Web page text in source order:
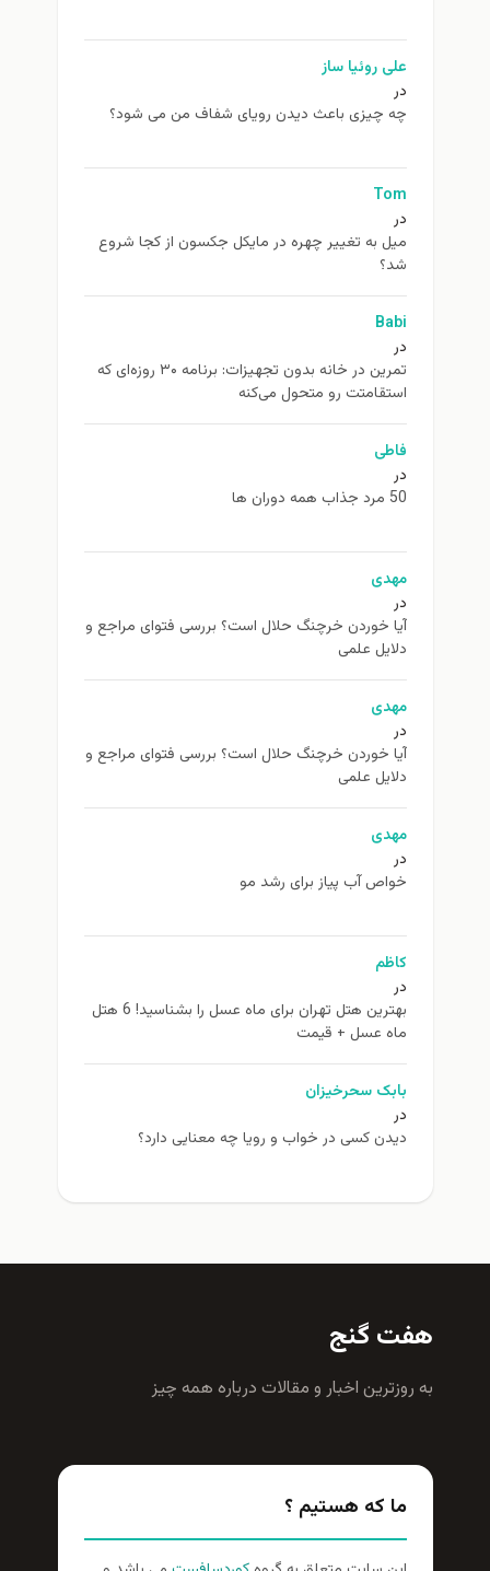
علی روئیا ساز
در
چه چیزی باعث دیدن رویای شفاف من می شود؟
Tom
در
ميل به تغيير چهره در مایکل جکسون از كجا شروع
شد؟
Babi
در
تمرین در خانه بدون تجهیزات: برنامه ۳۰ روزه‌ای که
استقامتت رو متحول می‌کنه
فاطی
در
50 مرد جذاب همه دوران ها
مهدی
در
آیا خوردن خرچنگ حلال است؟ بررسی فتوای مراجع و
دلایل علمی
مهدی
در
آیا خوردن خرچنگ حلال است؟ بررسی فتوای مراجع و
دلایل علمی
مهدی
در
خواص آب پیاز برای رشد مو
کاظم
در
بهترین هتل تهران برای ماه عسل را بشناسید! 6 هتل
ماه عسل + قیمت
بابک سحرخیزان
در
دیدن کسی در خواب و رویا چه معنایی دارد؟
هفت گنج
به روزترين اخبار و مقالات درباره همه چيز
ما که هستیم ؟